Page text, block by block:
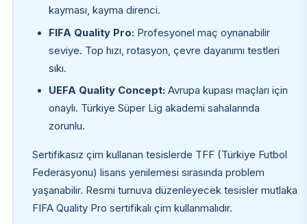
kayması, kayma direnci.
FIFA Quality Pro: Profesyonel maç oynanabilir
seviye. Top hızı, rotasyon, çevre dayanımı testleri
sıkı.
UEFA Quality Concept: Avrupa kupası maçları için
onaylı. Türkiye Süper Lig akademi sahalarında
zorunlu.
Sertifikasız çim kullanan tesislerde TFF (Türkiye Futbol
Federasyonu) lisans yenilemesi sırasında problem
yaşanabilir. Resmi turnuva düzenleyecek tesisler mutlaka
FIFA Quality Pro sertifikalı çim kullanmalıdır.